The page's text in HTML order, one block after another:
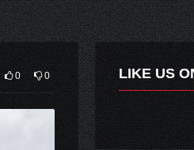
0 0 LIKE US